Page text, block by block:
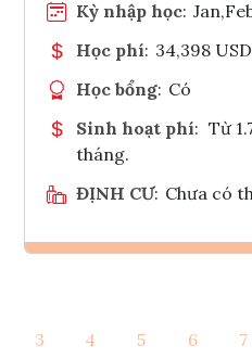
Kỳ nhập học:
Học phí: 34,398 USD
Học bổng: Có
Sinh hoạt phí: Từ
tháng.
ĐỊNH CƯ: Chưa có
3 4 5 6 7